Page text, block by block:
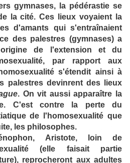
gymnases, la pédérastie se
la cité. Ces lieux voyaient la
d'amants qui s'entraînaient
des palestres (gymnases) a
de l'extension et du
par rapport aux
s'étendit ainsi à
palestres devinrent des lieux
. On vit aussi apparaître la
C'est contre la perte du
de l'homosexualité que
les philosophes.
Aristote, loin de
(elle faisait partie
reprocheront aux adultes